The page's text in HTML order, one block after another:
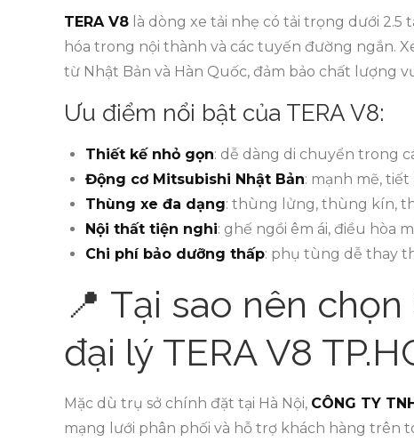
TERA V8 là dòng xe tải nhẹ có tải trọng dưới
hóa trong nội thành và các tuyến đường ngắn.
từ Nhật Bản và Hàn Quốc, đảm bảo chất lượng
Ưu điểm nổi bật của TERA V8:
Thiết kế nhỏ gọn: dễ dàng di chuyển trong
Động cơ Mitsubishi Nhật Bản: mạnh mẽ,
Thùng xe đa dạng: thùng lửng, thùng kín,
Nội thất tiện nghi: ghế ngồi êm ái, điều hòa
Chi phí bảo dưỡng thấp: phụ tùng dễ thay
📍 Tại sao nên
đại lý TERA V8
Mặc dù trụ sở chính đặt tại Hà Nội, CÔNG TY
mạng lưới phân phối và hỗ trợ khách hàng trên